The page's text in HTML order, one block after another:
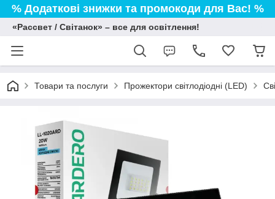
% Додаткові знижки та промокоди для Вас! %
«Рассвет / Світанок» – все для освітлення!
Товари та послуги Прожектори світлодіодні (LED)